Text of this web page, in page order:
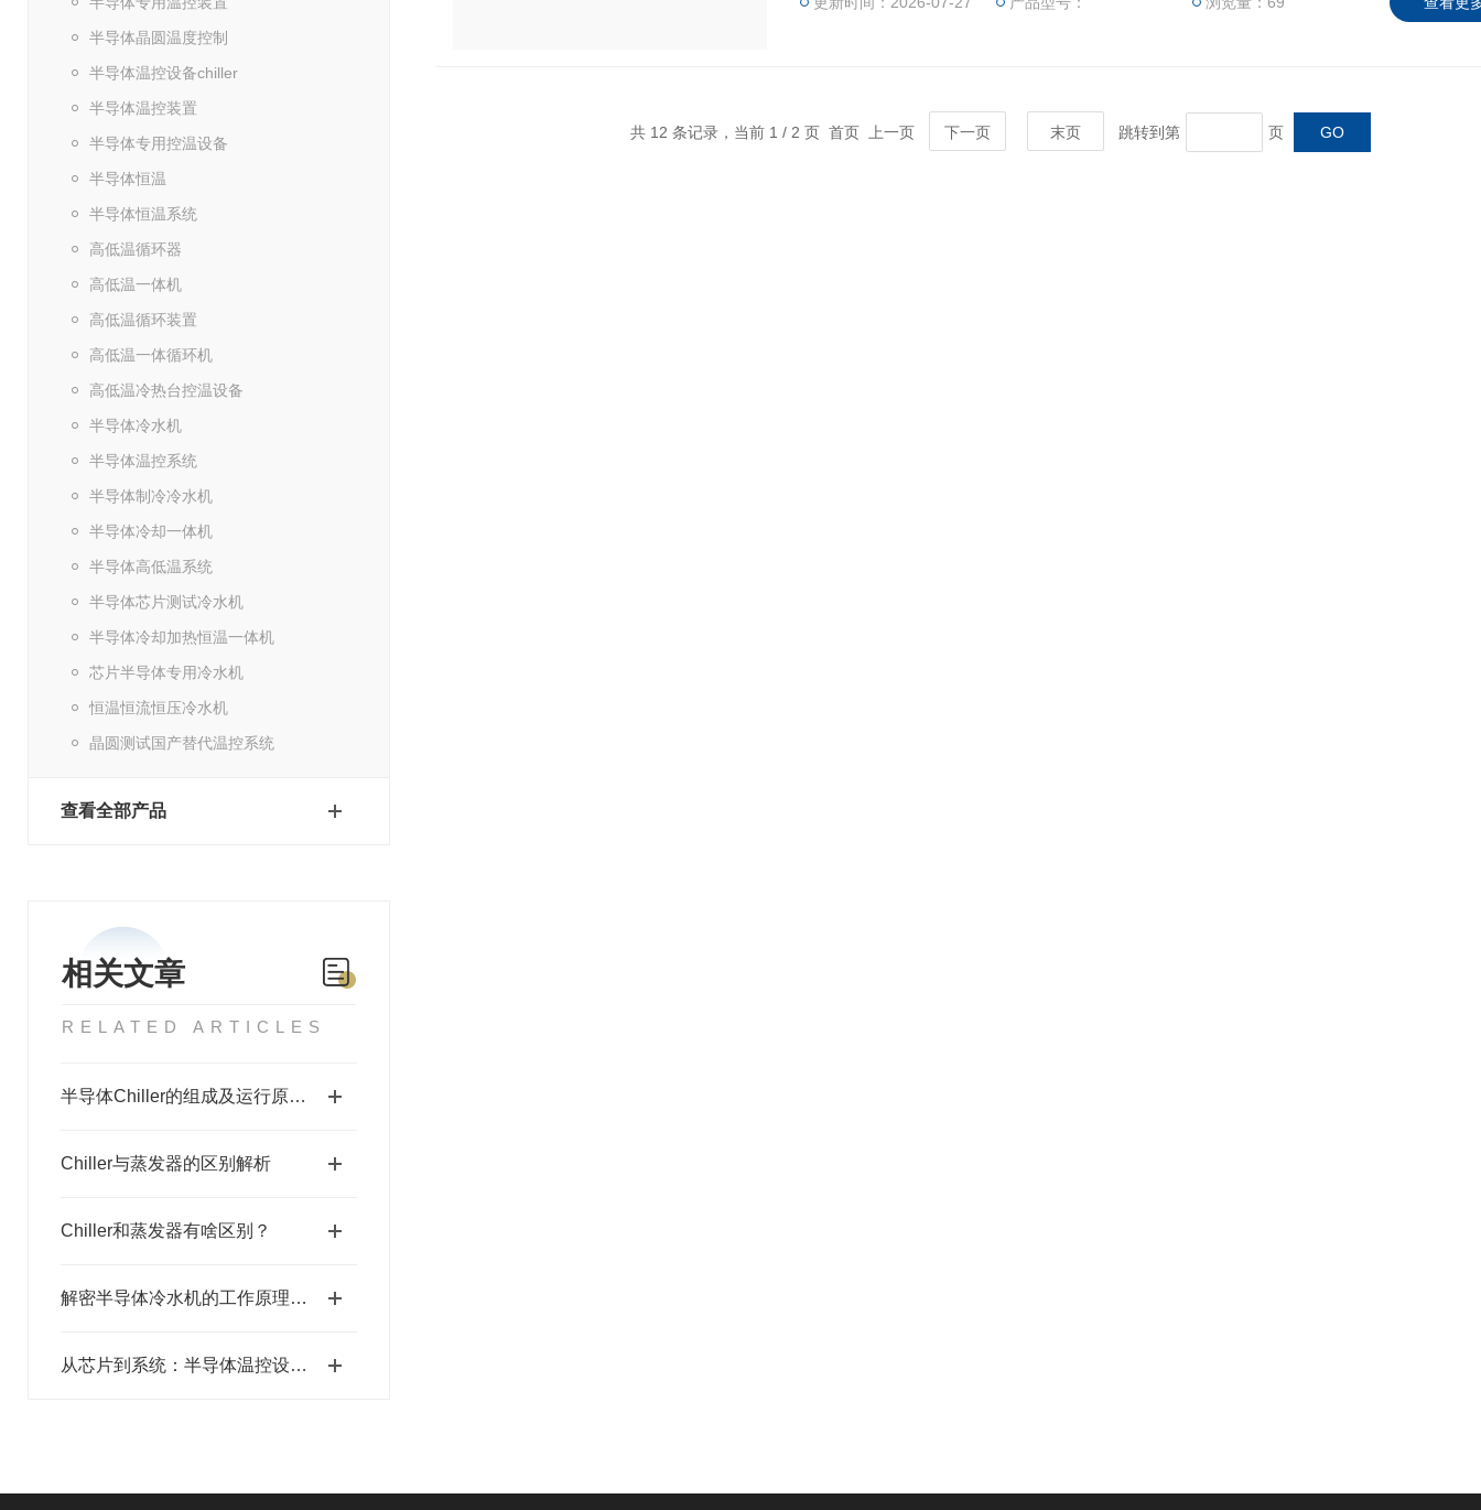
半导体晶圆温度控制
半导体温控设备chiller
半导体温控装置
半导体专用控温设备
半导体恒温
半导体恒温系统
高低温循环器
高低温一体机
高低温循环装置
高低温一体循环机
高低温冷热台控温设备
半导体冷水机
半导体温控系统
半导体制冷冷水机
半导体冷却一体机
半导体高低温系统
半导体芯片测试冷水机
半导体冷却加热恒温一体机
芯片半导体专用冷水机
恒温恒流恒压冷水机
晶圆测试国产替代温控系统
查看全部产品
相关文章
RELATED ARTICLES
半导体Chiller的组成及运行原理解析
Chiller与蒸发器的区别解析
Chiller和蒸发器有啥区别？
解密半导体冷水机的工作原理与关键技术
从芯片到系统：半导体温控设备的选型策略与热设计优化指南
共 12 条记录，当前 1 / 2 页 首页 上一页 下一页 末页 跳转到第 页